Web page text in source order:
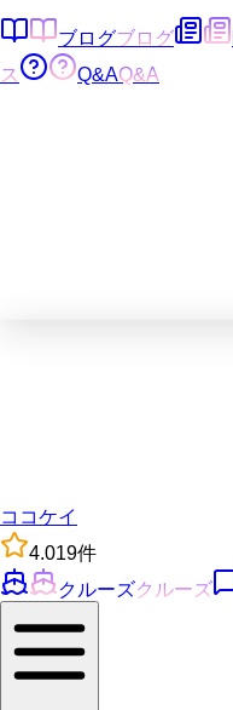
ブログブログ
ス
Q&AQ&A
ココケイ
4.019件
クルーズクルーズ